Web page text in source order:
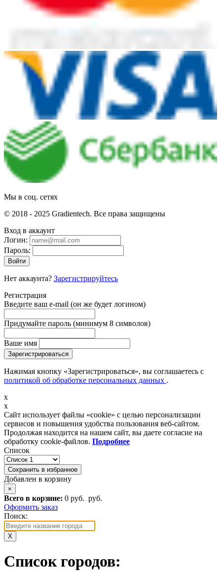
Мы в соц. сетях
© 2018 - 2025 Gradientech. Все права защищены
Вход в аккаунт
Логин:
Пароль:
Войти
Нет аккаунта? Зарегистрируйтесь
Регистрация
Введите ваш e-mail (он же будет логином)
Придумайте пароль (минимум 8 символов)
Ваше имя
Зарегистрироваться
Нажимая кнопку «Зарегистрироваться», вы соглашаетесь с
политикой об обработке персональных данных .
x
x
Сайт использует файлы «cookie» с целью персонализации
сервисов и повышения удобства пользования веб-сайтом.
Продолжая находится на нашем сайт, вы даете согласие на
обработку cookie-файлов. Подробнее
Список
Сохранить в избранное
Добавлен в корзину
×
Всего в корзине: 0 руб. руб.
Оформить заказ
Поиск:
X
Список городов: